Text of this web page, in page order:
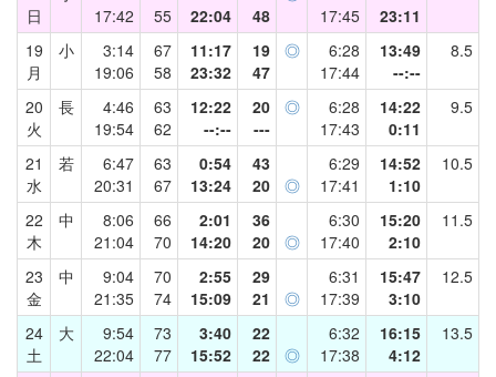
日
17:42
55
22:04
48
17:45
23:11
19
月
小
3:14
19:06
67
58
11:17
23:32
19
47
◎
6:28
17:44
13:49
--:--
8.5
20
火
長
4:46
19:54
63
62
12:22
--:--
20
---
◎
6:28
17:43
14:22
0:11
9.5
21
水
若
6:47
20:31
63
67
0:54
13:24
43
20
◎
6:29
17:41
14:52
1:10
10.5
22
木
中
8:06
21:04
66
70
2:01
14:20
36
20
◎
6:30
17:40
15:20
2:10
11.5
23
金
中
9:04
21:35
70
74
2:55
15:09
29
21
◎
6:31
17:39
15:47
3:10
12.5
24
土
大
9:54
22:04
73
77
3:40
15:52
22
22
◎
6:32
17:38
16:15
4:12
13.5